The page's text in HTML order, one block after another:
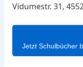
Vidumestr. 31,
Jetzt Schulbücher